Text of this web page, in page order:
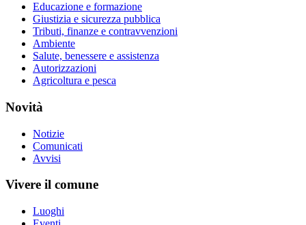
Educazione e formazione
Giustizia e sicurezza pubblica
Tributi, finanze e contravvenzioni
Ambiente
Salute, benessere e assistenza
Autorizzazioni
Agricoltura e pesca
Novità
Notizie
Comunicati
Avvisi
Vivere il comune
Luoghi